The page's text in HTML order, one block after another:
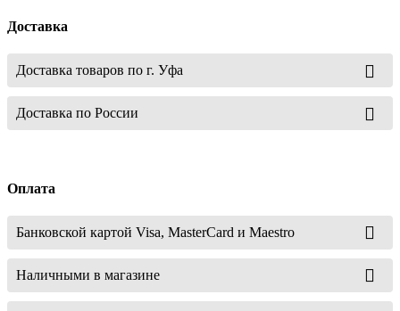
Доставка
Доставка товаров по г. Уфа
Доставка по России
Оплата
Банковской картой Visa, MasterCard и Maestro
Наличными в магазине